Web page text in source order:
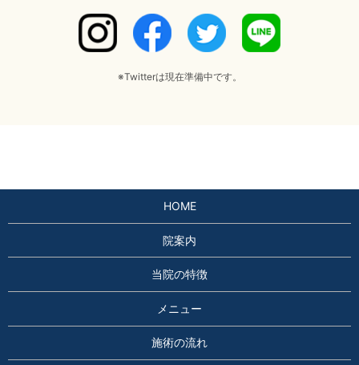
※Twitterは現在準備中です。
HOME
院案内
当院の特徴
メニュー
施術の流れ